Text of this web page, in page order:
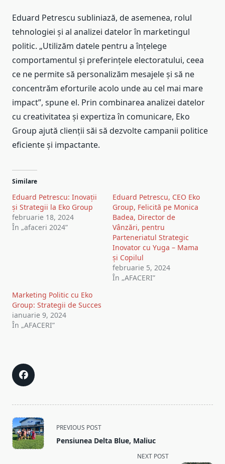
Eduard Petrescu subliniază, de asemenea, rolul
tehnologiei și al analizei datelor în marketingul
politic. „Utilizăm datele pentru a înțelege
comportamentul și preferințele electoratului, ceea
ce ne permite să personalizăm mesajele și să ne
concentrăm eforturile acolo unde au cel mai mare
impact”, spune el. Prin combinarea analizei datelor
cu creativitatea și expertiza în comunicare, Eko
Group ajută clienții săi să dezvolte campanii politice
eficiente și impactante.
Similare
Eduard Petrescu: Inovații
și Strategii la Eko Group
februarie 18, 2024
În „afaceri 2024”
Eduard Petrescu, CEO Eko
Group, Felicită pe Monica
Badea, Director de
Vânzări, pentru
Parteneriatul Strategic
Inovator cu Yuga – Mama
și Copilul
februarie 5, 2024
În „AFACERI”
Marketing Politic cu Eko
Group: Strategii de Succes
ianuarie 9, 2024
În „AFACERI”
<span
class="nav-
subtitle
PREVIOUS POST
Pensiunea Delta Blue, Maliuc
NEXT POST